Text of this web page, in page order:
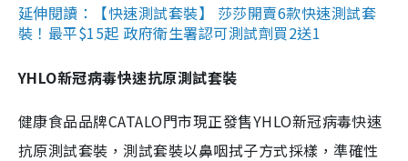
延伸閱讀：【快速測試套裝】 莎莎開賣6款快速測試套
裝！最平$15起 政府衛生署認可測試劑買2送1
YHLO新冠病毒快速抗原測試套裝
健康食品品牌CATALO門市現正發售YHLO新冠病毒快速
抗原測試套裝，測試套裝以鼻咽拭子方式採樣，準確性